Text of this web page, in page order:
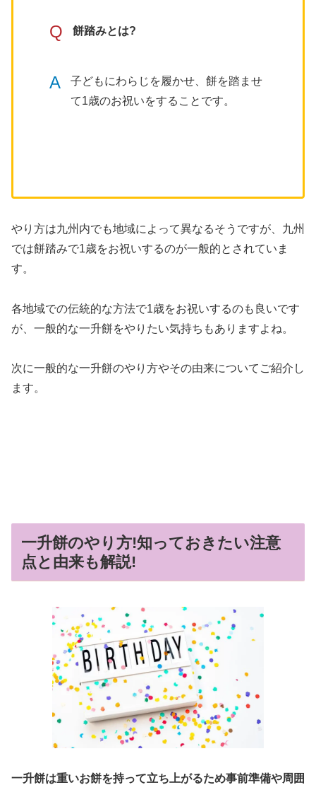
Q 餅踏みとは?
A
子どもにわらじを履かせ、餅を踏ませ
て1歳のお祝いをすることです。
やり方は九州内でも地域によって異なるそうですが、九州
では餅踏みで1歳をお祝いするのが一般的とされていま
す。
各地域での伝統的な方法で1歳をお祝いするのも良いです
が、一般的な一升餅をやりたい気持ちもありますよね。
次に一般的な一升餅のやり方やその由来についてご紹介し
ます。
一升餅のやり方!知っておきたい注意
点と由来も解説!
一升餅は重いお餅を持って立ち上がるため事前準備や周囲